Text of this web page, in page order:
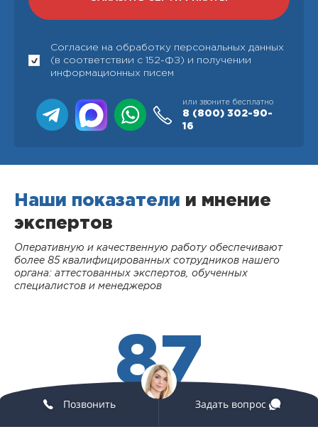
Согласие на обработку персональных данных
(в соответствии с 152-ФЗ) и получении
информационных писем
или звоните бесплатно
8 (800) 302-90-
16
Наши показатели и мнение
экспертов
Оперативную и качественную работу обеспечивают
более 85 квалифицированных сотрудников нашего
органа: аттестованных экспертов, обученных
специалистов и менеджеров
87
СОТРУДНИКОВ
Позвонить Задать вопрос